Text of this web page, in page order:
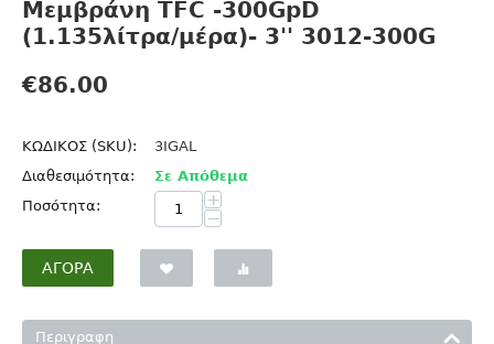
Μεμβράνη TFC -300GpD
(1.135λίτρα/μέρα)- 3'' 3012-300G
€86.00
ΚΩΔΙΚΟΣ (SKU):
3IGAL
Διαθεσιμότητα:
Σε Απόθεμα
Ποσότητα:
+
−
ΑΓΟΡΆ
Περιγραφη